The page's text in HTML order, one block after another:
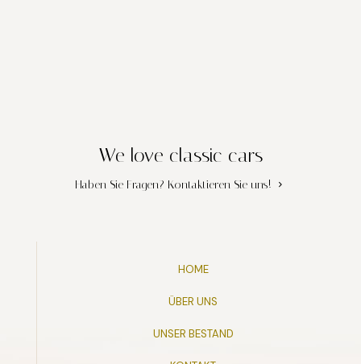
We love classic cars
Haben Sie Fragen? Kontaktieren Sie uns!
HOME
ÜBER UNS
UNSER BESTAND